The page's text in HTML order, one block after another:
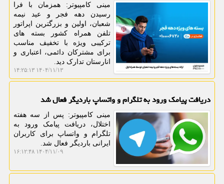
مینی کامپیوتر: همزمان با فرا
رسیدن دهه فجر و عید نیمه
شعبان، اولین و بزرگترین اپراتور
تلفن همراه کشور بسته های
ترکیبی ویژه با تخفیف مناسب
برای مشترکان دائمی، اعتباری و
انارستان تدارک دید.
۱۴۰۴/۱۱/۱۳ ۱۴:۲۵:۱۳
دریافت پیامک ورود به تلگرام و واتساپ باردیگر فعال شد
مینی کامپیوتر: پس از سه هفته
اختلال، دریافت پیامک ورود به
تلگرام و واتساپ برای کاربران
ایرانی باردیگر فعال شد.
۱۴۰۴/۱۱/۰۹ ۱۶:۱۲:۴۸